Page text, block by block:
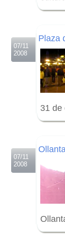
07/11
2008
Plaza
31 de
07/11
2008